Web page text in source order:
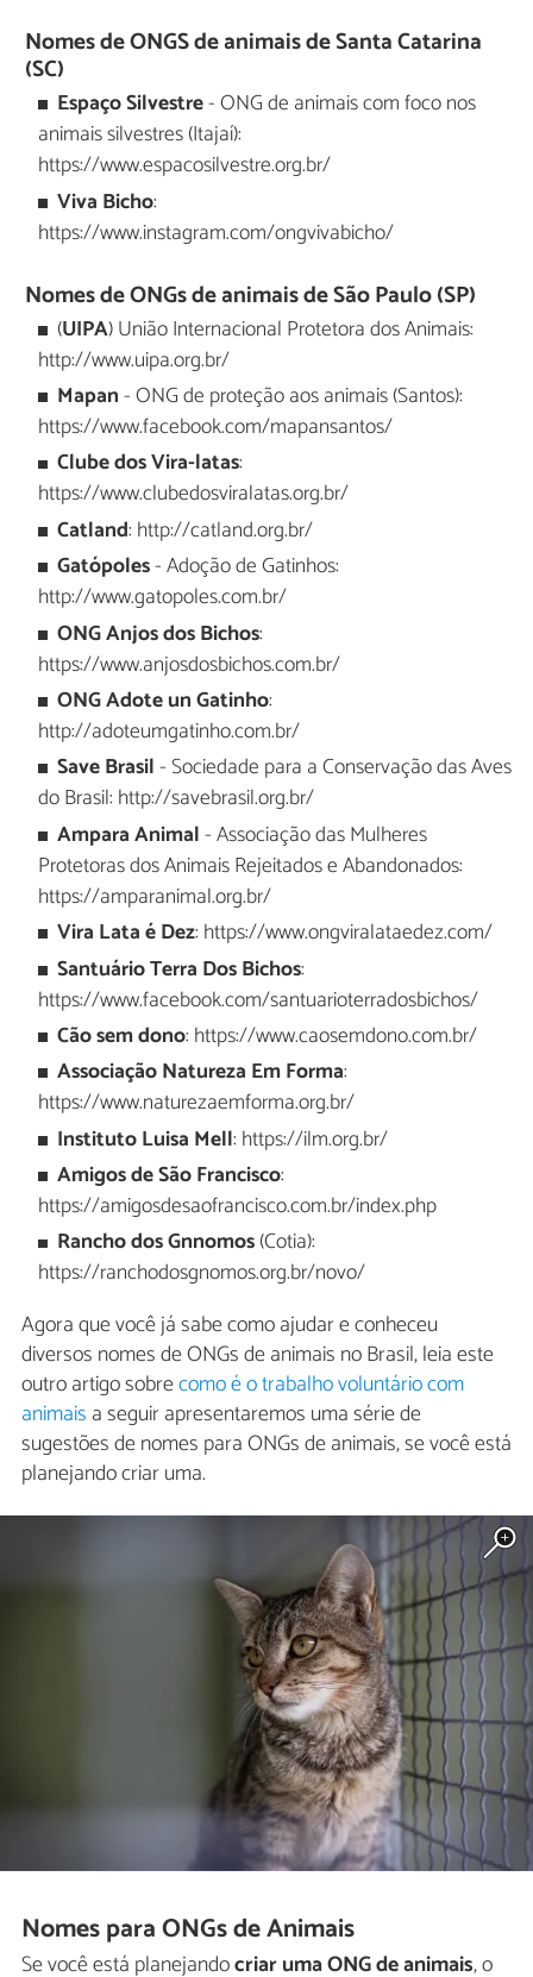
Nomes de ONGS de animais de Santa Catarina
(SC)
Espaço Silvestre- ONG de animais com foco nos
animais silvestres (Itajaí):
https://www.espacosilvestre.org.br/
Viva Bicho:
https://www.instagram.com/ongvivabicho/
Nomes de ONGs de animais de São Paulo (SP)
(UIPA) União Internacional Protetora dos Animais:
http://www.uipa.org.br/
Mapan- ONG de proteção aos animais (Santos):
https://www.facebook.com/mapansantos/
Clube dos Vira-latas:
https://www.clubedosviralatas.org.br/
Catland: http://catland.org.br/
Gatópoles- Adoção de Gatinhos:
http://www.gatopoles.com.br/
ONG Anjos dos Bichos:
https://www.anjosdosbichos.com.br/
ONG Adote un Gatinho:
http://adoteumgatinho.com.br/
Save Brasil- Sociedade para a Conservação das Aves
do Brasil: http://savebrasil.org.br/
Ampara Animal- Associação das Mulheres
Protetoras dos Animais Rejeitados e Abandonados:
https://amparanimal.org.br/
Vira Lata é Dez: https://www.ongviralataedez.com/
Santuário Terra Dos Bichos:
https://www.facebook.com/santuarioterradosbichos/
Cão sem dono: https://www.caosemdono.com.br/
Associação Natureza Em Forma:
https://www.naturezaemforma.org.br/
Instituto Luisa Mell: https://ilm.org.br/
Amigos de São Francisco:
https://amigosdesaofrancisco.com.br/index.php
Rancho dos Gnnomos(Cotia):
https://ranchodosgnomos.org.br/novo/
Agora que você já sabe como ajudar e conheceu
diversos nomes de ONGs de animais no Brasil, leia este
outro artigo sobrecomo é o trabalho voluntário com
animais a seguir apresentaremos uma série de
sugestões de nomes para ONGs de animais, se você está
planejando criar uma.
Nomes para ONGs de Animais
Se você está planejandocriar uma ONG de animais, o